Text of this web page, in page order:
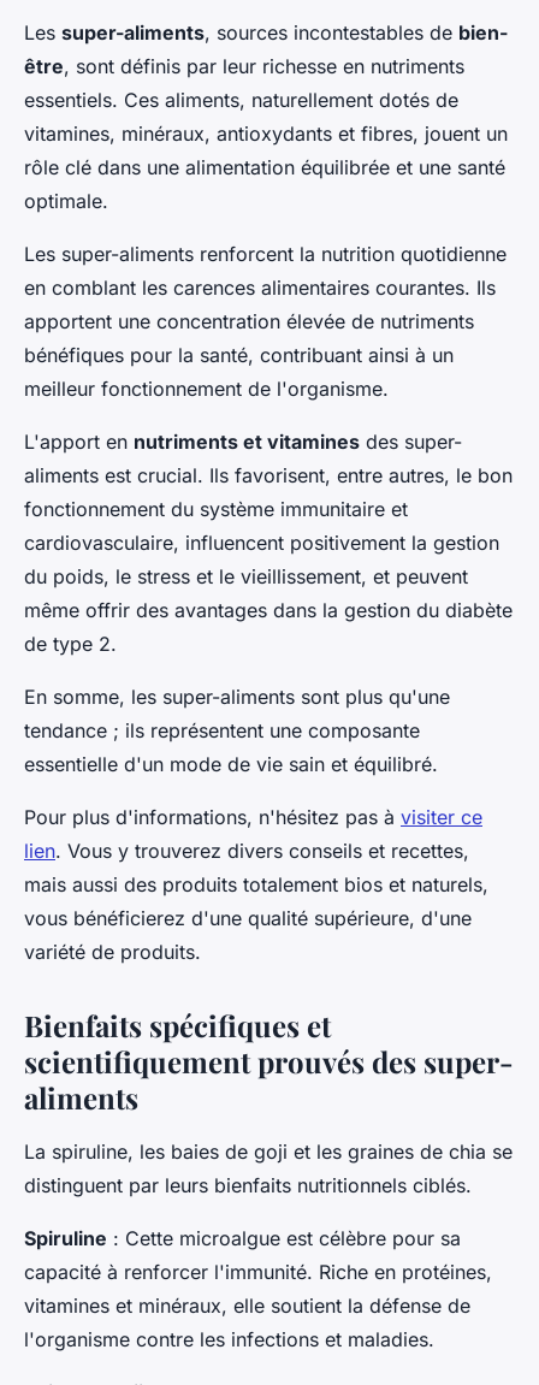
Les super-aliments, sources incontestables de bien-
être, sont définis par leur richesse en nutriments
essentiels. Ces aliments, naturellement dotés de
vitamines, minéraux, antioxydants et fibres, jouent un
rôle clé dans une alimentation équilibrée et une santé
optimale.
Les super-aliments renforcent la nutrition quotidienne
en comblant les carences alimentaires courantes. Ils
apportent une concentration élevée de nutriments
bénéfiques pour la santé, contribuant ainsi à un
meilleur fonctionnement de l'organisme.
L'apport en nutriments et vitamines des super-
aliments est crucial. Ils favorisent, entre autres, le bon
fonctionnement du système immunitaire et
cardiovasculaire, influencent positivement la gestion
du poids, le stress et le vieillissement, et peuvent
même offrir des avantages dans la gestion du diabète
de type 2.
En somme, les super-aliments sont plus qu'une
tendance ; ils représentent une composante
essentielle d'un mode de vie sain et équilibré.
Pour plus d'informations, n'hésitez pas à visiter ce
lien. Vous y trouverez divers conseils et recettes,
mais aussi des produits totalement bios et naturels,
vous bénéficierez d'une qualité supérieure, d'une
variété de produits.
Bienfaits spécifiques et
scientifiquement prouvés des super-
aliments
La spiruline, les baies de goji et les graines de chia se
distinguent par leurs bienfaits nutritionnels ciblés.
Spiruline : Cette microalgue est célèbre pour sa
capacité à renforcer l'immunité. Riche en protéines,
vitamines et minéraux, elle soutient la défense de
l'organisme contre les infections et maladies.